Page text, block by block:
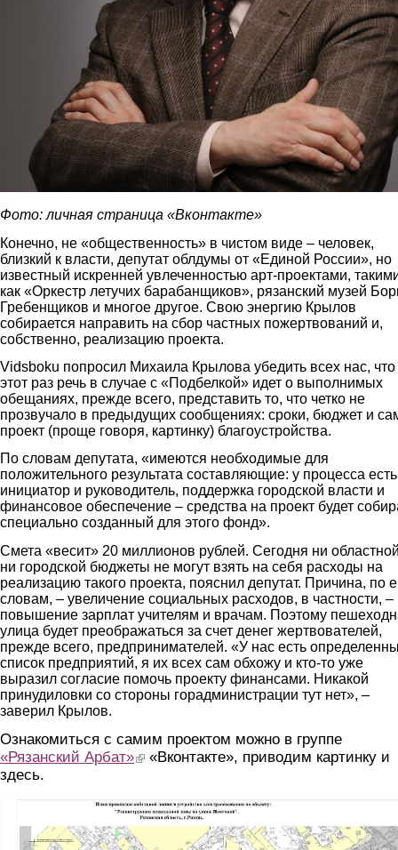
Фото: личная страница «Вконтакте»
Конечно, не «общественность» в чистом виде – человек,
близкий к власти, депутат облдумы от «Единой России», но
известный искренней увлеченностью арт-проектами,
как «Оркестр летучих барабанщиков», рязанский музей
Гребенщиков и многое другое. Свою энергию Крылов
собирается направить на сбор частных пожертвований и,
собственно, реализацию проекта.
Vidsboku попросил Михаила Крылова убедить всех нас, что
этот раз речь в случае с «Подбелкой» идет о выполнимых
обещаниях, прежде всего, представить то, что четко не
прозвучало в предыдущих сообщениях: сроки, бюджет и
проект (проще говоря, картинку) благоустройства.
По словам депутата, «имеются необходимые для
положительного результата составляющие: у процесса есть
инициатор и руководитель, поддержка городской власти и
финансовое обеспечение – средства на проект будет
специально созданный для этого фонд».
Смета «весит» 20 миллионов рублей. Сегодня ни
ни городской бюджеты не могут взять на себя расходы на
реализацию такого проекта, пояснил депутат. Причина, по
словам, – увеличение социальных расходов, в частности, –
повышение зарплат учителям и врачам. Поэтому
улица будет преображаться за счет денег жертвователей,
прежде всего, предпринимателей. «У нас есть
список предприятий, я их всех сам обхожу и кто-то уже
выразил согласие помочь проекту финансами. Никакой
принудиловки со стороны горадминистрации тут нет», –
заверил Крылов.
Ознакомиться с самим проектом можно в группе
«Рязанский Арбат»(link is external)
«Вконтакте», приводим картинку и
здесь.